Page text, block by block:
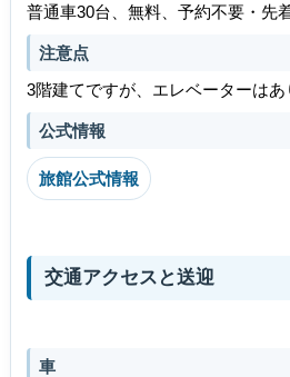
普通車30台、無料、予約不要・先
注意点
3階建てですが、エレベーターはあ
公式情報
旅館公式情報
交通アクセスと送迎
車